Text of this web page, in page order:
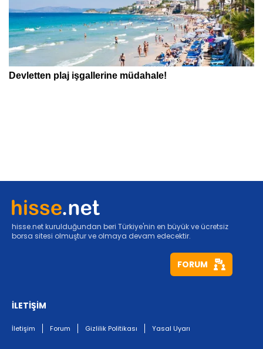
hisse.net kurulduğundan beri Türkiye'nin en büyük ve ücretsiz
borsa sitesi olmuştur ve olmaya devam edecektir.
FORUM
İLETİŞİM
İletişim Forum Gizlilik Politikası Yasal Uyarı